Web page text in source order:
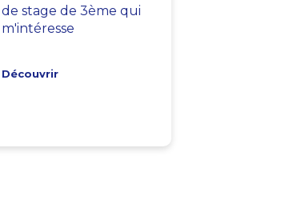
de stage de 3ème qui
m'intéresse
Découvrir